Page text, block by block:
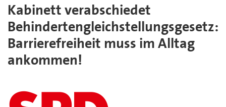
Kabinett verabschiedet
Behindertengleichstellungsgesetz:
Barrierefreiheit muss im Alltag
ankommen!